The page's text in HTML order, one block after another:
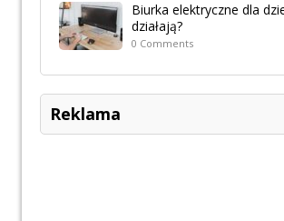
Biurka elektryczne dla
działają?
0 Comments
Reklama